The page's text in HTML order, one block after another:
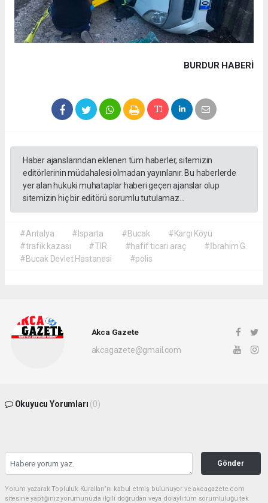
BURDUR HABERİ
Haber ajanslarından eklenen tüm haberler, sitemizin
editörlerinin müdahalesi olmadan yayınlanır. Bu haberlerde
yer alan hukuki muhataplar haberi geçen ajanslar olup
sitemizin hiç bir editörü sorumlu tutulamaz...
#Antalya #Isparta #Bucak
#Kargı Köyü
#trafik kazası
#TIR #hafif ticari araç
#İbrahim G.
#Bucak Devlet Hastanesi
#polis
Akca Gazete
akcagazete@gmail.com
Okuyucu Yorumları (0)
Gönder
Yorum yazarak Topluluk Kuralları’nı kabul etmiş bulunuyor ve akcagazete.com
sitesine yaptığınız yorumunuzla ilgili doğrudan veya dolaylı tüm sorumluluğu tek